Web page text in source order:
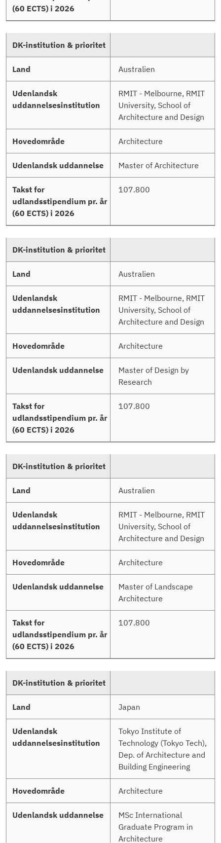
Australien
RMIT - Melbourne, RMIT
University, School of
Architecture and Design
Architecture
Master of Architecture
107.800
Australien
RMIT - Melbourne, RMIT
University, School of
Architecture and Design
Architecture
Master of Design by
Research
107.800
Australien
RMIT - Melbourne, RMIT
University, School of
Architecture and Design
Architecture
Master of Landscape
Architecture
107.800
Japan
Tokyo Institute of
Technology (Tokyo Tech),
Dep. of Architecture and
Building Engineering
Architecture
MSc International
Graduate Program in
Architecture